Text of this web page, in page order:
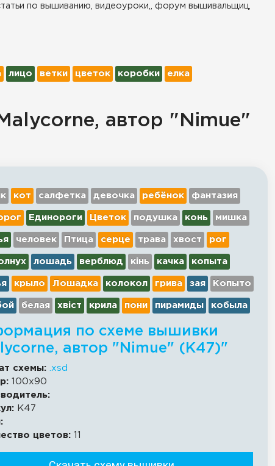
по вышиванию, видеоуроки,, форум вышивальщиц,
лицо ветки цветок коробки елка
автор "Nimue"
кот салфетка девочка ребёнок фантазия
Единороги Цветок подушка конь мишка
человек Птица серце трава хвост рог
лошадь верблюд кінь качка копыта
крыло Лошадка колокол грива зая Копыто
белая хвіст крила пони пирамиды кобыла
по схеме вышивки
автор "Nimue" (К47)"
схемы:
.xsd
100x90
К47
цветов: 11